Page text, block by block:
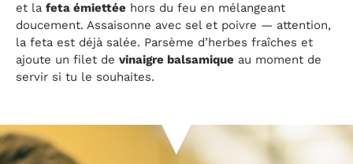
et la feta émiettée hors du feu en mélangeant
doucement. Assaisonne avec sel et poivre — attention,
la feta est déjà salée. Parsème d’herbes fraîches et
ajoute un filet de vinaigre balsamique au moment de
servir si tu le souhaites.